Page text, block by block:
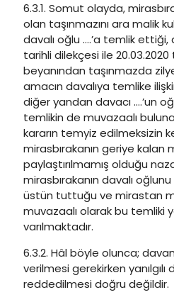
6.3.1. Somut olayda,
olan taşınmazını ara malik
davalı oğlu ….’a temlik ettiği,
tarihli dilekçesi ile
beyanından taşınmazda
amacın davalıya temlike
diğer yandan davacı ….’un
temlikin de muvazaalı
kararın temyiz edilmeksizin
mirasbırakanın geriye kalan
paylaştırılmamış olduğu
mirasbırakanın davalı
üstün tuttuğu ve mirastan
muvazaalı olarak bu temliki
varılmaktadır.
6.3.2. Hâl böyle olunca;
verilmesi gerekirken
reddedilmesi doğru değildir.